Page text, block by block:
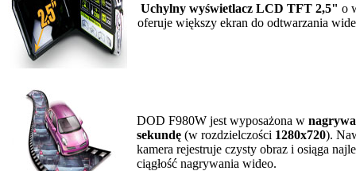
Uchylny wyświetlacz LCD TFT 2,5" o
oferuje większy ekran do odtwarzania
DOD F980W jest wyposażona w
sekundę (w rozdzielczości 1280x720).
kamera rejestruje czysty obraz i osiąga
ciągłość nagrywania wideo.